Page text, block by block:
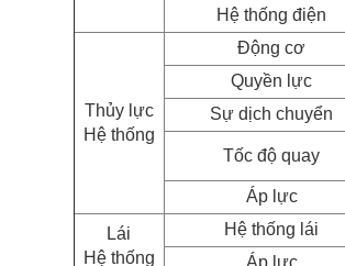
Hệ thống điện
Thủy lực
Hệ thống
Động cơ
Quyền lực
Sự dịch chuyển
Tốc độ quay
Áp lực
Lái
Hệ thống
Hệ thống lái
Áp lực